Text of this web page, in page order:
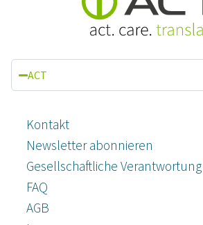
ACT
Kontakt
Newsletter abonnieren
Gesellschaftliche Verantwortung
FAQ
AGB